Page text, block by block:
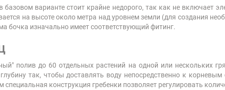
базовом варианте стоит крайне недорого, так как не включает
на высоте около метра над уровнем земли (для создания
бочка изначально имеет соответствующий фитинг.
полив до 60 отдельных растений на одной или нескольких
так, чтобы доставлять воду непосредственно к
конструкция гребенки позволяет регулировать